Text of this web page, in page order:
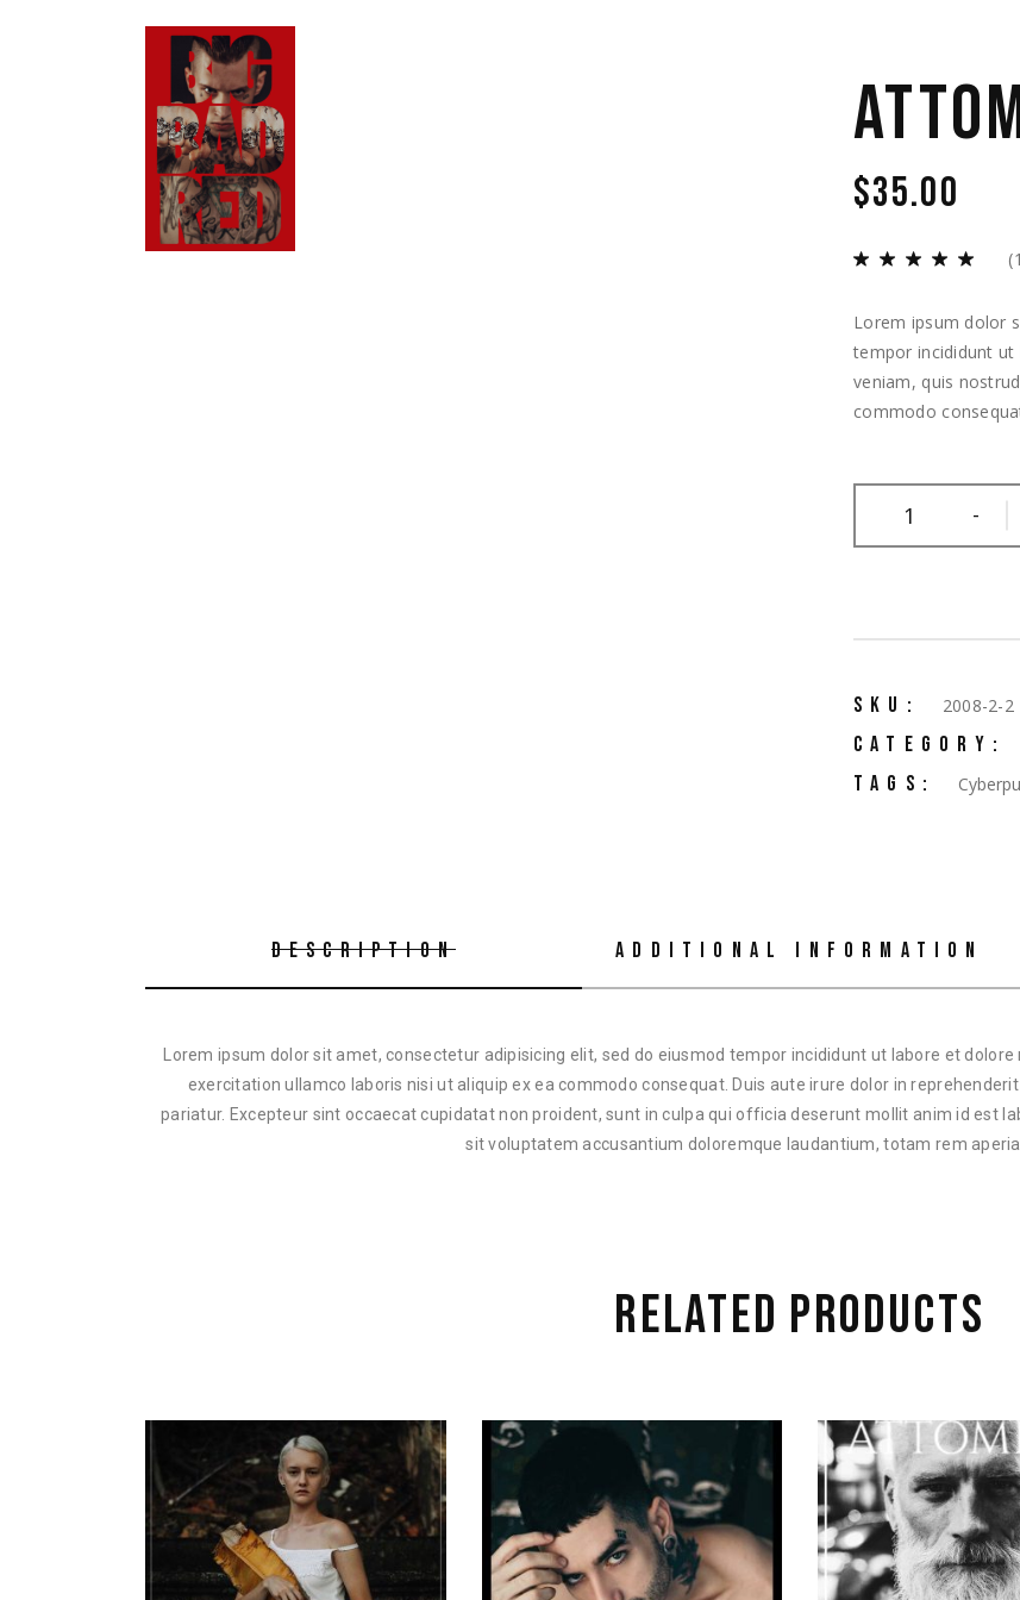
$35.00
(1
Lorem ipsum dolor
tempor incididunt
veniam, quis
commodo
-
SKU: 2008-2-2
CATEGORY:
TAGS:
DESCRIPTION ADDITIONAL INFORMATION
Lorem ipsum dolor sit amet, consectetur adipisicing elit, sed do eiusmod tempor incididunt ut labore et
exercitation ullamco laboris nisi ut aliquip ex ea commodo consequat. Duis aute irure dolor in
pariatur. Excepteur sint occaecat cupidatat non proident, sunt in culpa qui officia deserunt mollit anim id est
sit voluptatem accusantium doloremque laudantium, totam rem
RELATED PRODUCTS